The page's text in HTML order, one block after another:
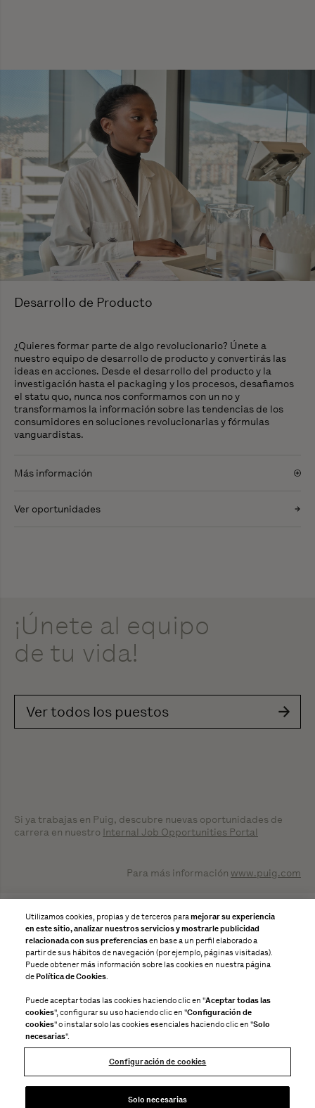
Desarrollo de Producto
¿Quieres formar parte de algo revolucionario? Únete a
nuestro equipo de desarrollo de producto y convertirás las
ideas en acciones. Desde el desarrollo del producto y la
investigación hasta el packaging y los procesos, desafiamos
el statu quo, nunca nos conformamos con un no y
transformamos la información sobre las tendencias de los
consumidores en soluciones revolucionarias y fórmulas
vanguardistas.
Más información
Ver oportunidades
¡Únete al equipo
de tu vida!
Ver todos los puestos
Si ya trabajas en Puig, descubre nuevas oportunidades de
carrera en nuestro Internal Job Opportunities Portal
Para más información www.puig.com
EN
Utilizamos cookies, propias y de terceros paramejorar su experiencia
en este sitio, analizar nuestros servicios y mostrarle publicidad
relacionada con sus preferenciasen base a un perfil elaborado a
partir de sus hábitos de navegación (por ejemplo, páginas visitadas).
Puede obtener más información sobre las cookies en nuestra página
de Política de Cookies.
Puede aceptar todas las cookies haciendo clic en "Aceptar todas las
cookies", configurar su uso haciendo clic en "Configuración de
cookies" o instalar solo las cookies esenciales haciendo clic en "Solo
necesarias".
Configuración de cookies
Solo necesarias